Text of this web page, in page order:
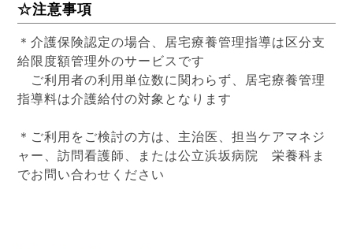
☆注意事項
＊介護保険認定の場合、居宅療養管理指導は区分支
給限度額管理外のサービスです
ご利用者の利用単位数に関わらず、居宅療養管理
指導料は介護給付の対象となります
＊ご利用をご検討の方は、主治医、担当ケアマネジ
ャー、訪問看護師、または公立浜坂病院 栄養科ま
でお問い合わせください